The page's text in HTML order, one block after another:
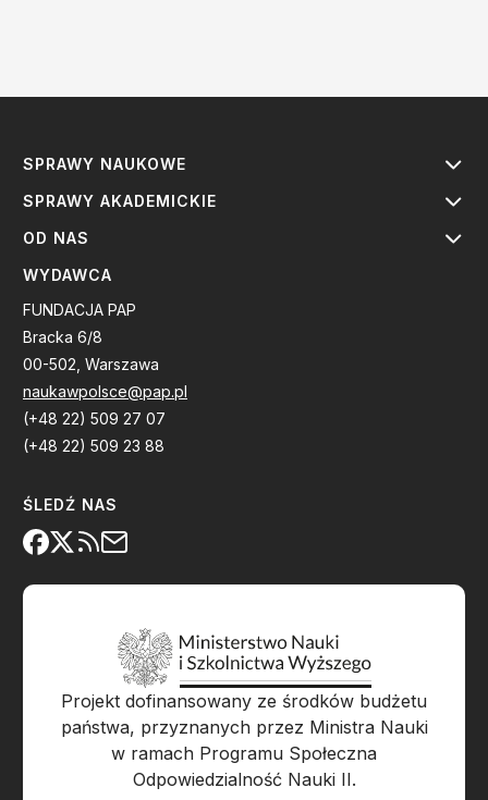
SPRAWY NAUKOWE
SPRAWY AKADEMICKIE
OD NAS
WYDAWCA
FUNDACJA PAP
Bracka 6/8
00-502, Warszawa
naukawpolsce@pap.pl
(+48 22) 509 27 07
(+48 22) 509 23 88
ŚLEDŹ NAS
Projekt dofinansowany ze środków budżetu
państwa, przyznanych przez Ministra Nauki
w ramach Programu Społeczna
Odpowiedzialność Nauki II.